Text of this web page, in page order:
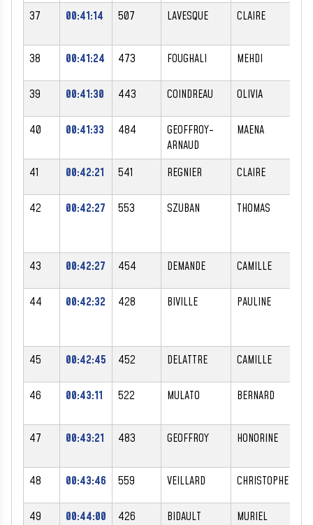
37 00:41:14 507 LAVESQUE CLAIRE
38 00:41:24 473 FOUGHALI MEHDI
39 00:41:30 443 COINDREAU OLIVIA
40 00:41:33 484
GEOFFROY-
ARNAUD
MAENA
41 00:42:21 541 REGNIER CLAIRE
42 00:42:27 553 SZUBAN THOMAS
43 00:42:27 454 DEMANDE CAMILLE
44 00:42:32 428 BIVILLE PAULINE
45 00:42:45 452 DELATTRE CAMILLE
46 00:43:11 522 MULATO BERNARD
47 00:43:21 483 GEOFFROY HONORINE
48 00:43:46 559 VEILLARD CHRISTOPHE
49 00:44:00 426 BIDAULT MURIEL